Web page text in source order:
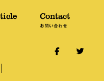
Contact
お問い合わせ